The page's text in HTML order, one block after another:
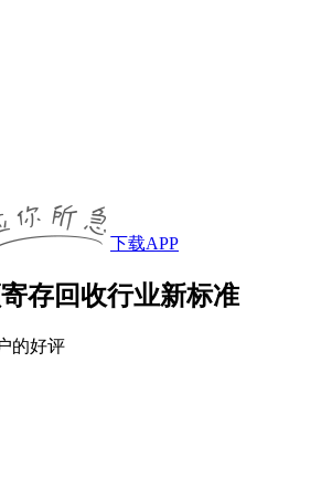
下载APP
存回收行业新标准
的好评